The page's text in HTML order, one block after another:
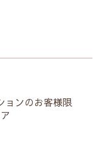
ョンのお客様限